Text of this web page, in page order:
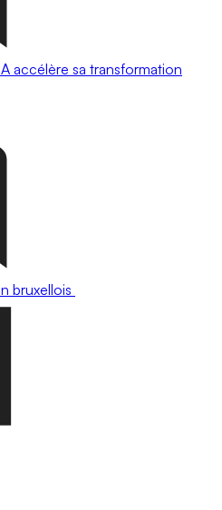
accélère sa transformation
bruxellois